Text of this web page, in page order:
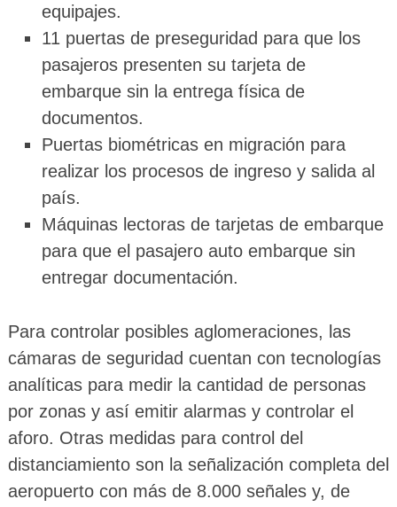
equipajes.
11 puertas de preseguridad para que los
pasajeros presenten su tarjeta de
embarque sin la entrega física de
documentos.
Puertas biométricas en migración para
realizar los procesos de ingreso y salida al
país.
Máquinas lectoras de tarjetas de embarque
para que el pasajero auto embarque sin
entregar documentación.
Para controlar posibles aglomeraciones, las
cámaras de seguridad cuentan con tecnologías
analíticas para medir la cantidad de personas
por zonas y así emitir alarmas y controlar el
aforo. Otras medidas para control del
distanciamiento son la señalización completa del
aeropuerto con más de 8.000 señales y, de